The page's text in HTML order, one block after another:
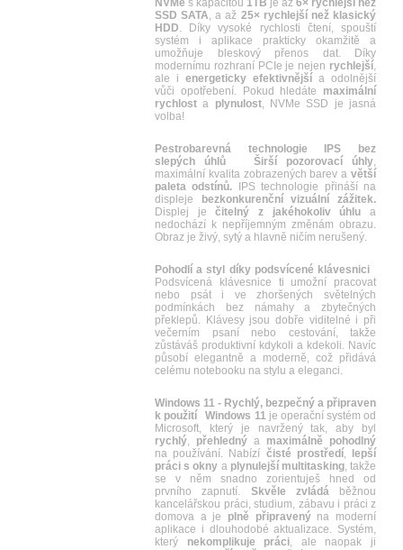
NVMe s kapacitou 1TB je až 6× rychlejší než
SSD SATA, a až 25× rychlejší než klasický
HDD. Díky vysoké rychlosti čtení, spouští
systém i aplikace prakticky okamžitě a
umožňuje bleskový přenos dat. Díky
modernímu rozhraní PCIe je nejen rychlejší,
ale i energeticky efektivnější a odolnější
vůči opotřebení. Pokud hledáte maximální
rychlost a plynulost, NVMe SSD je jasná
volba!
Pestrobarevná technologie IPS bez
slepých úhlů
Širší pozorovací úhly,
maximální kvalita zobrazených barev a větší
paleta odstínů. IPS technologie přináší na
displeje
bezkonkurenční vizuální zážitek.
Displej ječitelný z jakéhokoliv úhlu a
nedochází k nepříjemným změnám obrazu.
Obraz je živý, sytý a hlavně ničím nerušený.
Pohodlí a styl díky podsvícené klávesnici
Podsvícená klávesnice ti umožní pracovat
nebo psát i ve zhoršených světelných
podmínkách bez námahy a zbytečných
překlepů. Klávesy jsou dobře viditelné i při
večerním psaní nebo cestování, takže
zůstáváš produktivní kdykoli a kdekoli. Navíc
působí elegantně a moderně, což přidává
celému notebooku na stylu a eleganci.
Windows 11 - Rychlý, bezpečný a připraven
k použití
Windows 11je operační systém od
Microsoft, který je navržený tak, aby byl
rychlý, přehledný a maximálně
pohodlný
na používání. Nabízí čisté prostředí,
lepší
práci s okny a plynulejší multitasking, takže
se v něm snadno zorientuješ hned od
prvního zapnutí. Skvěle zvládáběžnou
kancelářskou práci, studium, zábavu i práci z
domova a je plně připravenýna moderní
aplikace i dlouhodobé aktualizace. Systém,
který nekomplikuje práci, ale naopak ji